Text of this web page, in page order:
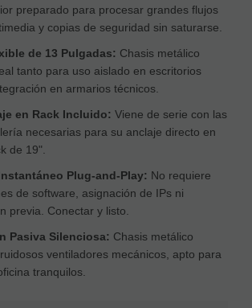
preparado para procesar grandes flujos
y copias de seguridad sin saturarse.
de 13 Pulgadas: Chasis metálico
tanto para uso aislado en escritorios
en armarios técnicos.
en Rack Incluido: Viene de serie con las
necesarias para su anclaje directo en
de 19".
Plug-and-Play: No requiere
de software, asignación de IPs ni
previa. Conectar y listo.
Pasiva Silenciosa: Chasis metálico
ventiladores mecánicos, apto para
tranquilos.